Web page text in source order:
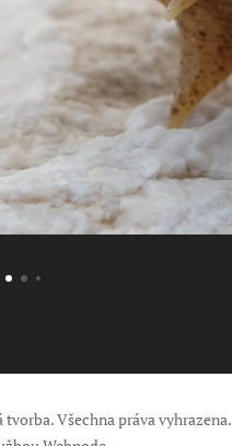
Všechna práva vyhrazena.